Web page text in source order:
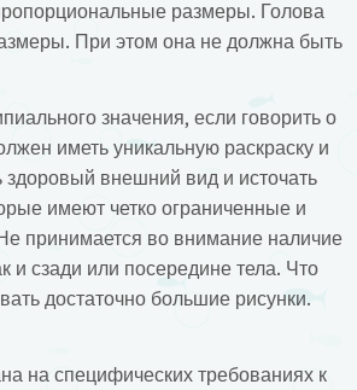
размеры. Голова
При этом она не должна быть
значения, если говорить о
иметь уникальную раскраску и
внешний вид и источать
имеют четко ограниченные и
принимается во внимание наличие
и сзади или посередине тела. Что
достаточно большие рисунки.
на специфических требованиях к